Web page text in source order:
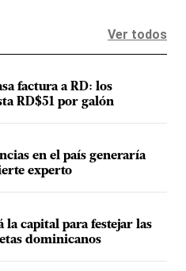
Ver todos
factura a RD: los
RD$51 por galón
en el país generaría
experto
la capital para festejar las
dominicanos